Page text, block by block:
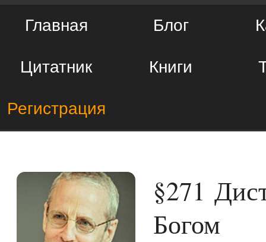
Главная Блог
Цитатник Книги
Регистрация
§271
Богом